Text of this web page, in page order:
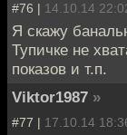
#76 | 14.10.14
Я скажу
Тупичке не
показов и т.п.
Viktor1987 »
#77 | 17.10.14